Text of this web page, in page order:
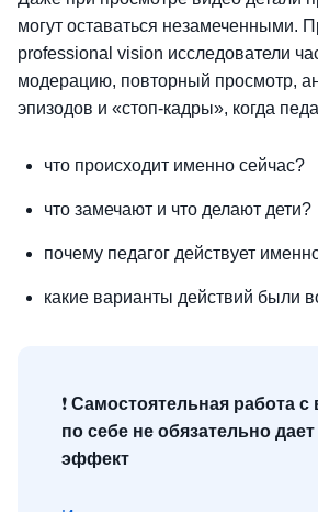
могут оставаться незамеченными.
professional vision исследователи
модерацию, повторный просмотр,
эпизодов и «стоп-кадры», когда
что происходит именно сейчас?
что замечают и что делают дети?
почему педагог действует
какие варианты действий были
❗ Самостоятельная работа с
по себе не обязательно
эффект